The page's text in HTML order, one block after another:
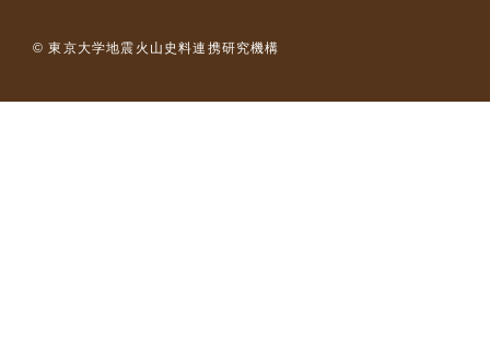
© 東京大学地震火山史料連携研究機構